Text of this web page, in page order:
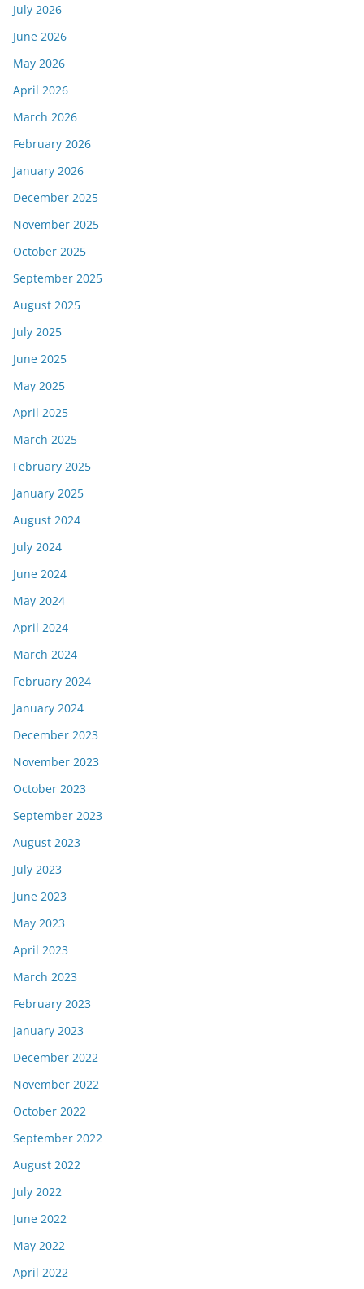
July 2026
June 2026
May 2026
April 2026
March 2026
February 2026
January 2026
December 2025
November 2025
October 2025
September 2025
August 2025
July 2025
June 2025
May 2025
April 2025
March 2025
February 2025
January 2025
August 2024
July 2024
June 2024
May 2024
April 2024
March 2024
February 2024
January 2024
December 2023
November 2023
October 2023
September 2023
August 2023
July 2023
June 2023
May 2023
April 2023
March 2023
February 2023
January 2023
December 2022
November 2022
October 2022
September 2022
August 2022
July 2022
June 2022
May 2022
April 2022